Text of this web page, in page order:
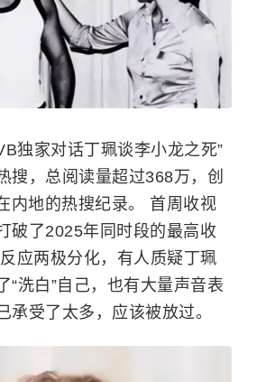
独家对话丁珮谈李小龙之死”
搜，总阅读量超过368万，创
内地的热搜纪录。 首周收视
破了2025年同时段的最高收
应两极分化，有人质疑丁珮
“洗白”自己，也有大量声音表
承受了太多，应该被放过。